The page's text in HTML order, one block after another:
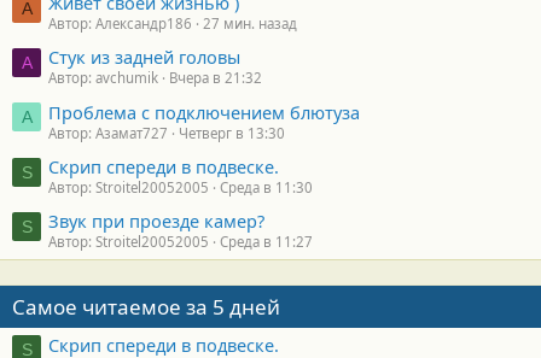
А
Автор: Александр186 27 мин. назад
A Стук из задней головы
Автор: avchumik Вчера в 21:32
А Проблема с подключением блютуза
Автор: Азамат727 Четверг в 13:30
S Скрип спереди в подвеске.
Автор: Stroitel20052005 Среда в 11:30
S Звук при проезде камер?
Автор: Stroitel20052005 Среда в 11:27
Самое читаемое за 5 дней
S Скрип спереди в подвеске.